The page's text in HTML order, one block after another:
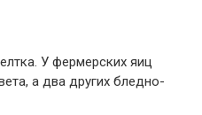
У фермерских яиц
а два других бледно-